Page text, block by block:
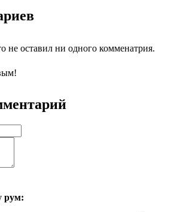
не оставил ни одного комменатрия.
рум: